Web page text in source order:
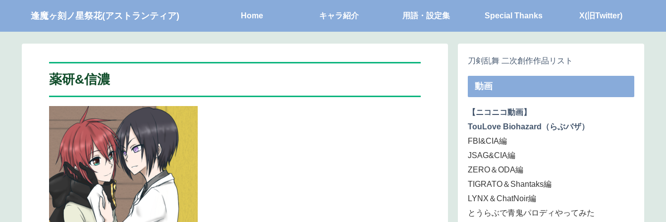
逢魔ヶ刻ノ星祭花(アストランティア) Home キャラ紹介 用語・設定集 Special Thanks X(旧Twitter)
薬研&信濃
刀剣乱舞 二次創作作品リスト
動画
【ニコニコ動画】
TouLove Biohazard（らぶバザ）
FBI&CIA編
JSAG&CIA編
ZERO＆ODA編
TIGRATO＆Shantaks編
LYNX＆ChatNoir編
とうらぶで青鬼パロディやってみた